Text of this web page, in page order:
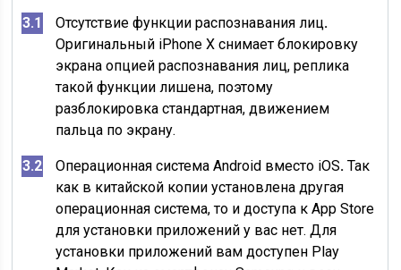
Отсутствие функции распознавания лиц.
Оригинальный iPhone X снимает блокировку
экрана опцией распознавания лиц, реплика
такой функции лишена, поэтому
разблокировка стандартная, движением
пальца по экрану.
Операционная система Android вместо iOS.Так
как в китайской копии установлена другая
операционная система, то и доступа к App Store
для установки приложений у вас нет. Для
установки приложений вам доступен Play